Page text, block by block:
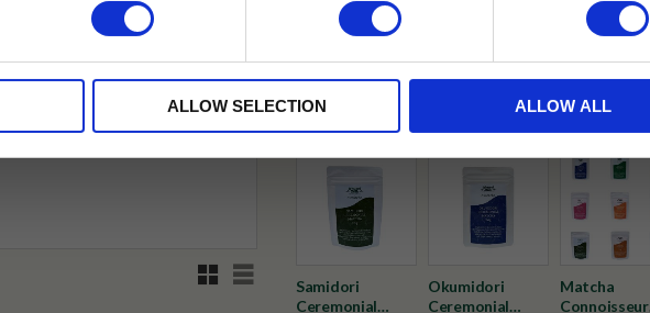
ALLOW SELECTION ALLOW ALL
RutnätsvyListvy
✓ Gratis teprov i varje beställning
Visa alla produkter från Tehuset Java
Samidori
Ceremonial
Okumidori
Ceremonial
Matcha
Connoisseur
Rabatten fungerar endast
med andra erbjudanden.